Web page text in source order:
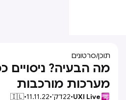
תוכן/סרטונים
מה הבעיה? ניסויים
מערכות מורכבות
UXI Live
•
22דק׳•
11.11.22
•
🇮🇱